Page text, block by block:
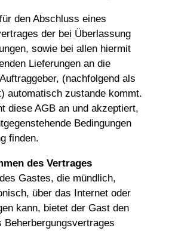
den Abschluss eines
der bei Überlassung
sowie bei allen hiermit
Lieferungen an die
(nachfolgend als
automatisch zustande kommt.
diese AGB an und akzeptiert,
Bedingungen
finden.
des Vertrages
Gastes, die mündlich,
über das Internet oder
kann, bietet der Gast den
Beherbergungsvertrages